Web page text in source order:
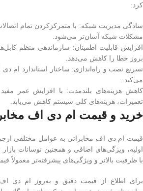
کرد:
سادگی مدیریت شبکه: با متمرکزکردن تمام
مشکلات شبکه آسان‌تر می‌شود.
افزایش قابلیت اطمینان: سازماندهی منظم
بروز خطا را کاهش می‌دهد.
تسریع نصب و راه‌اندازی: ساختار استاندارد ام
می‌کند.
کاهش هزینه‌های بلندمدت: با افزایش عمر
تعمیرات، هزینه‌های کلی سیستم کاهش می‌یابد.
خرید و قیمت ام دی اف
قیمت ام دی اف مخابراتی به عوامل مختلفی
اولیه، ویژگی‌های اضافی و همچنین نوسانات
با ظرفیت بالاتر و ویژگی‌های پیشرفته‌تر معمولاً
برای اطلاع از قیمت دقیق و به‌روز ام دی